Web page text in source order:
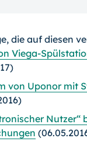
die auf diesen
Viega-
von Uponor mit
Nutzer“